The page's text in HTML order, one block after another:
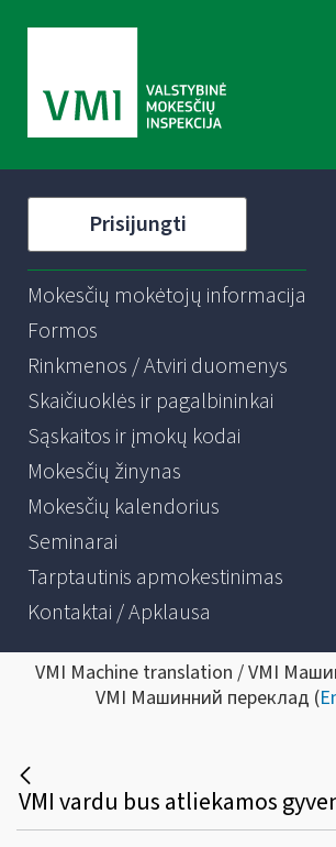
Prisijungti
Mokesčių mokėtojų informacija
Formos
Rinkmenos / Atviri duomenys
Skaičiuoklės ir pagalbininkai
Sąskaitos ir įmokų kodai
Mokesčių žinynas
Mokesčių kalendorius
Seminarai
Tarptautinis apmokestinimas
Kontaktai / Apklausa
VMI Machine translation / VMI
VMI Машинний переклад (